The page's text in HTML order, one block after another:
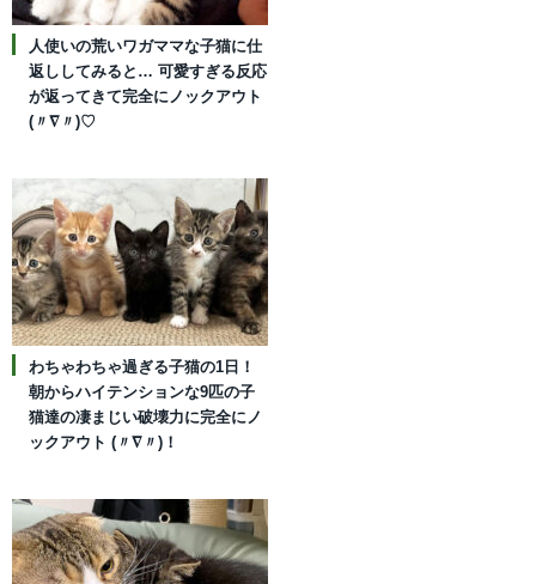
人使いの荒いワガママな子猫に仕
返ししてみると… 可愛すぎる反応
が返ってきて完全にノックアウト
(〃∇〃)♡
わちゃわちゃ過ぎる子猫の1日！
朝からハイテンションな9匹の子
猫達の凄まじい破壊力に完全にノ
ックアウト (〃∇〃)！